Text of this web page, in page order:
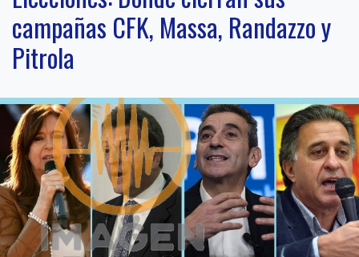
campañas CFK, Massa, Randazzo y
Pitrola